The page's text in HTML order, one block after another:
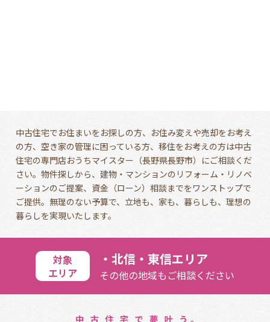
中古住宅でお住まいをお探しの方、お住み変えや売却をお考え
の方、空き家の管理に困っている方、移住をお考えの方は中古
住宅の専門店おうちマイスター（長野県長野市）にご相談くだ
さい。物件探しから、建物・マンションのリフォーム・リノベ
ーションのご提案、資金（ローン）相談までをワンストップで
ご提供。無理のない予算で、立地も、家も、暮らしも、理想の
暮らしを実現いたします。
対象
エリア
北信・東信エリア
その他の地域もご相談ください